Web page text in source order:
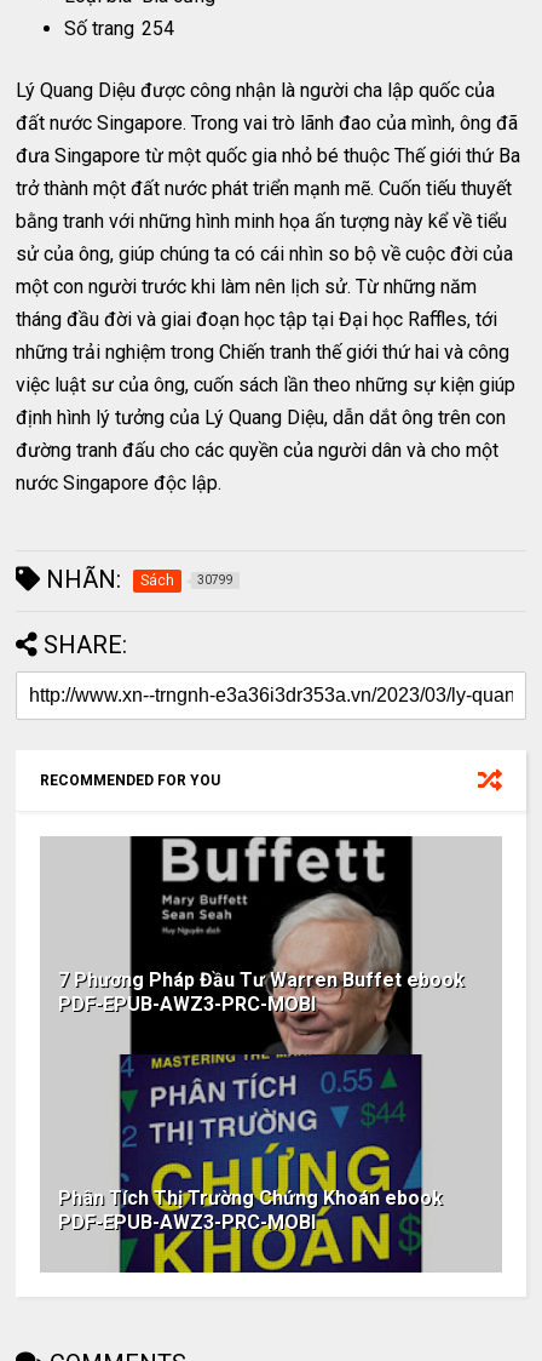
Số trang 254
Lý Quang Diệu được công nhận là người cha lập quốc của
đất nước Singapore. Trong vai trò lãnh đao của mình, ông đã
đưa Singapore từ một quốc gia nhỏ bé thuộc Thế giới thứ Ba
trở thành một đất nước phát triển mạnh mẽ. Cuốn tiếu thuyết
bằng tranh với những hình minh họa ấn tượng này kể về tiểu
sử của ông, giúp chúng ta có cái nhìn so bộ về cuộc đời của
một con người trước khi làm nên lịch sử. Từ những năm
tháng đầu đời và giai đoạn học tập tại Đại học Raffles, tới
những trải nghiệm trong Chiến tranh thế giới thứ hai và công
việc luật sư của ông, cuốn sách lần theo những sự kiện giúp
định hình lý tưởng của Lý Quang Diệu, dẫn dắt ông trên con
đường tranh đấu cho các quyền của người dân và cho một
nước Singapore độc lập.
NHÃN: Sách 30799
SHARE:
RECOMMENDED FOR YOU
7 Phương Pháp Đầu Tư Warren Buffet ebook
PDF-EPUB-AWZ3-PRC-MOBI
Phân Tích Thị Trường Chứng Khoán ebook
PDF-EPUB-AWZ3-PRC-MOBI